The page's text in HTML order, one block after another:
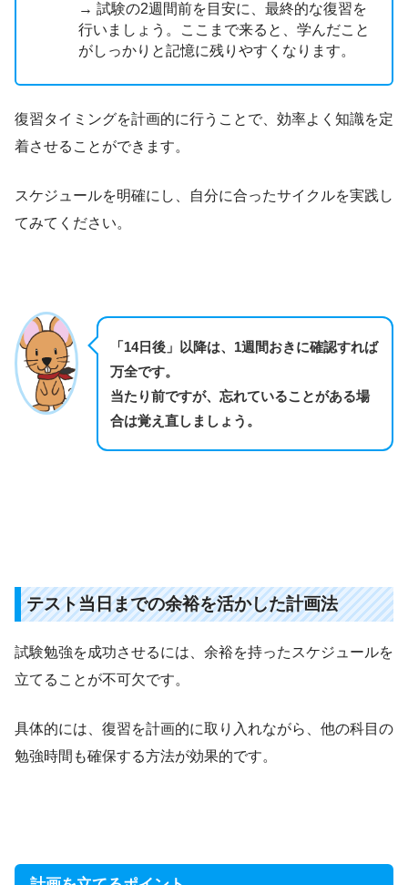
→ 試験の2週間前を目安に、最終的な復習を
行いましょう。ここまで来ると、学んだこと
がしっかりと記憶に残りやすくなります。
復習タイミングを計画的に行うことで、効率よく知識を定
着させることができます。
スケジュールを明確にし、自分に合ったサイクルを実践し
てみてください。
「14日後」以降は、1週間おきに確認すれば
万全です。
当たり前ですが、忘れていることがある場
合は覚え直しましょう。
テスト当日までの余裕を活かした計画法
試験勉強を成功させるには、余裕を持ったスケジュールを
立てることが不可欠です。
具体的には、復習を計画的に取り入れながら、他の科目の
勉強時間も確保する方法が効果的です。